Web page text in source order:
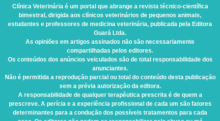
Clínica Veterinária é um portal que abrange a revista técnico-científica
bimestral, dirigida aos clínicos veterinários de pequenos animais,
estudantes e professores de medicina veterinária, publicada pela Editora
Guará Ltda.
As opiniões em artigos assinados não são necessariamente
compartilhadas pelos editores.
Os conteúdos dos anúncios veiculados são de total responsabilidade dos
anunciantes.
Não é permitida a reprodução parcial ou total do conteúdo desta publicação
sem a prévia autorização da editora.
A responsabilidade de qualquer terapêutica prescrita é de quem a
prescreve. A perícia e a experiência profissional de cada um são fatores
determinantes para a condução dos possíveis tratamentos para cada